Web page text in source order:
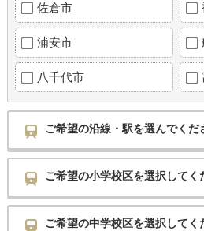
佐倉市
浦安市
八千代市
ご希望の沿線・駅を選んでくだ
ご希望の小学校区を選択してく
ご希望の中学校区を選択してく